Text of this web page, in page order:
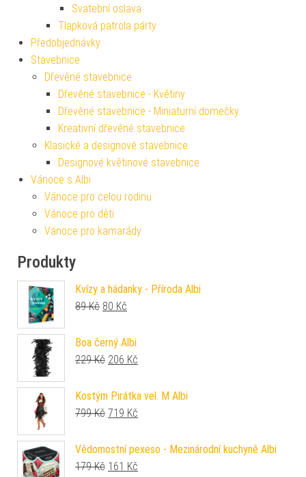
Svatební oslava
Tlapková patrola párty
Předobjednávky
Stavebnice
Dřevěné stavebnice
Dřevěné stavebnice - Květiny
Dřevěné stavebnice - Miniaturní domečky
Kreativní dřevěné stavebnice
Klasické a designové stavebnice
Designové květinové stavebnice
Vánoce s Albi
Vánoce pro celou rodinu
Vánoce pro děti
Vánoce pro kamarády
Produkty
Kvízy a hádanky - Příroda Albi
89Kč Původní cena byla: 89 Kč.
80 Kč
Boa černý Albi
229Kč Původní cena byla: 229 Kč.
206 Kč
Kostým Pirátka vel. M Albi
799Kč Původní cena byla: 799 Kč.
719 Kč
Vědomostní pexeso - Mezinárodní kuchyně Albi
179Kč Původní cena byla: 179 Kč.
161 Kč